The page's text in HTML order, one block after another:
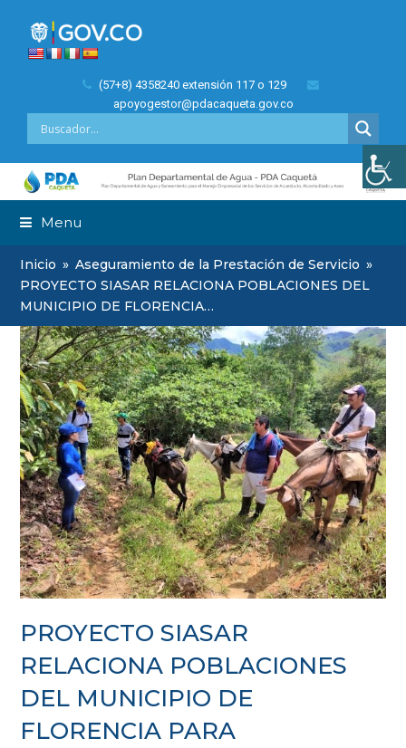
(57+8) 4358240 extensión 117 o 129
apoyogestor@pdacaqueta.gov.co
Menu
Inicio » Aseguramiento de la Prestación de Servicio »
PROYECTO SIASAR RELACIONA POBLACIONES DEL
MUNICIPIO DE FLORENCIA…
PROYECTO SIASAR
RELACIONA POBLACIONES
DEL MUNICIPIO DE
FLORENCIA PARA